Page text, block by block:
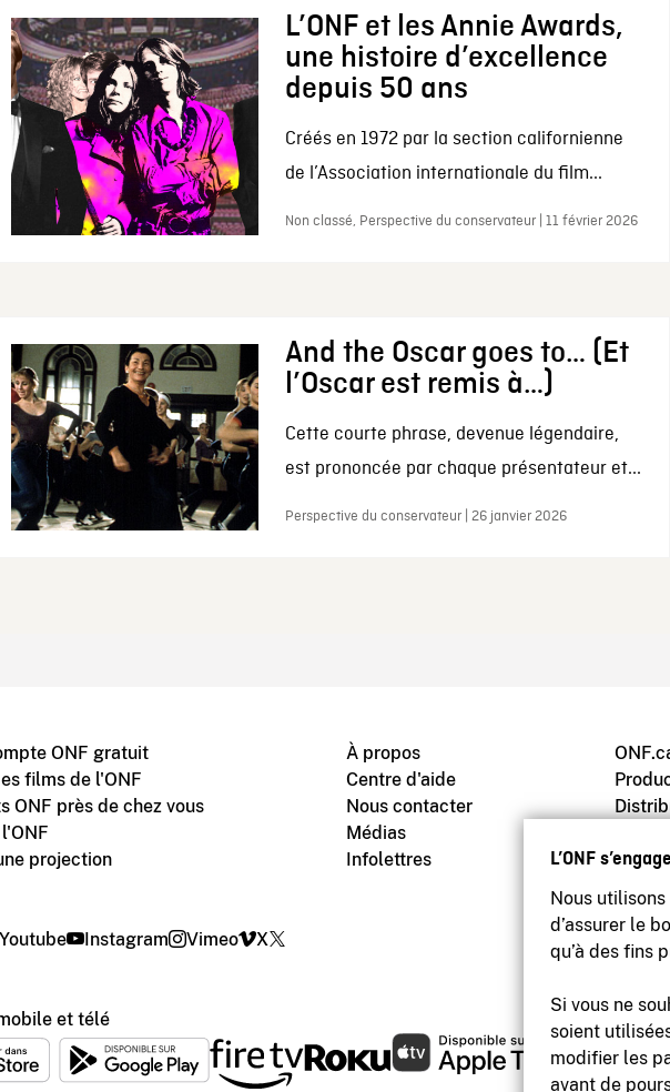
L’ONF
Nous
d’assurer le
qu’à des fins
Si vous ne
soient
modifier les
avant de
L’ONF et les Annie Awards,
une histoire d’excellence
depuis 50 ans
Créés en 1972 par la section californienne
de l’Association internationale du film...
Non classé, Perspective du conservateur | 11 février 2026
And the Oscar goes to… (Et
l’Oscar est remis à…)
Cette courte phrase, devenue légendaire,
est prononcée par chaque présentateur et...
Perspective du conservateur | 26 janvier 2026
ONF gratuit
films de l'ONF
ONF près de chez vous
projection
À propos
Centre d'aide
Nous contacter
Médias
Infolettres
Youtube Instagram Vimeo X
et télé